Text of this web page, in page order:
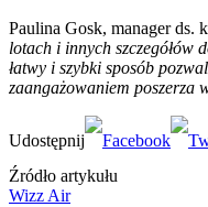
Paulina Gosk, manager ds.
lotach i innych szczegółów
łatwy i szybki sposób
zaangażowaniem poszerza
Źródło artykułu
Wizz Air